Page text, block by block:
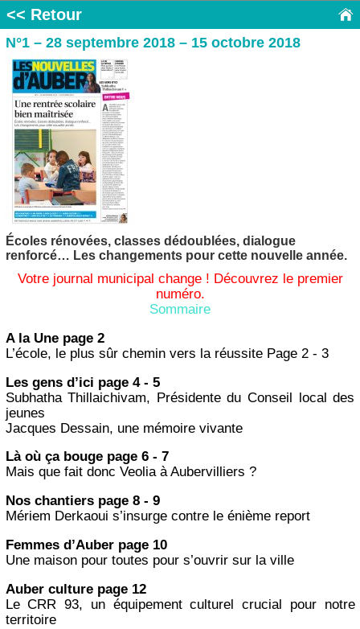
<< Retour
N°1 – 28 septembre 2018 – 15 octobre 2018
Écoles rénovées, classes dédoublées, dialogue
renforcé… Les changements pour cette nouvelle année.
Votre journal municipal change ! Découvrez le premier
numéro.
Sommaire
A la Une page 2
L’école, le plus sûr chemin vers la réussite Page 2 - 3
Les gens d’ici page 4 - 5
Subhatha Thillaichivam, Présidente du Conseil local des
jeunes
Jacques Dessain, une mémoire vivante
Là où ça bouge page 6 - 7
Mais que fait donc Veolia à Aubervilliers ?
Nos chantiers page 8 - 9
Mériem Derkaoui s’insurge contre le énième report
Femmes d’Auber page 10
Une maison pour toutes pour s’ouvrir sur la ville
Auber culture page 12
Le CRR 93, un équipement culturel crucial pour notre
territoire